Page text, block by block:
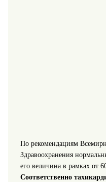
По рекомендациям
Здравоохранения
его величина в рамках от
Соответственно